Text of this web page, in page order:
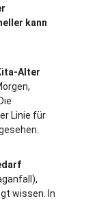
kann
Alter
Linie für
wissen. In